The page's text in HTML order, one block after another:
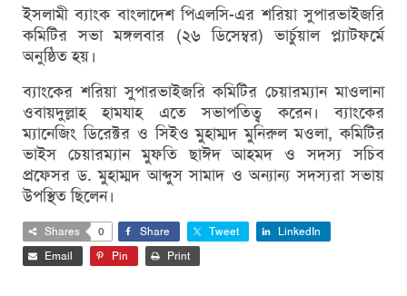
ইসলামী ব্যাংক বাংলাদেশ পিএলসি-এর শরিয়া সুপারভাইজরি
কমিটির সভা মঙ্গলবার (২৬ ডিসেম্বর) ভার্চুয়াল প্ল্যাটফর্মে
অনুষ্ঠিত হয়।
ব্যাংকের শরিয়া সুপারভাইজরি কমিটির চেয়ারম্যান মাওলানা
ওবায়দুল্লাহ হামযাহ এতে সভাপতিত্ব করেন। ব্যাংকের
ম্যানেজিং ডিরেক্টর ও সিইও মুহাম্মদ মুনিরুল মওলা, কমিটির
ভাইস চেয়ারম্যান মুফতি ছাঈদ আহমদ ও সদস্য সচিব
প্রফেসর ড. মুহাম্মদ আব্দুস সামাদ ও অন্যান্য সদস্যরা সভায়
উপস্থিত ছিলেন।
Shares 0 Share Tweet
LinkedIn
Email
Pin Print